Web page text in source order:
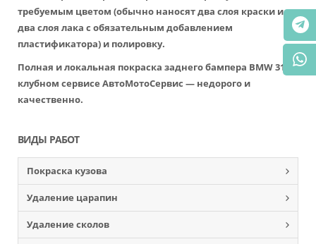
требуемым цветом (обычно наносят два слоя краски и
два слоя лака с обязательным добавлением
пластификатора) и полировку.
Полная и локальная покраска заднего бампера BMW 318 в
клубном сервисе АвтоМотоСервис — недорого и
качественно.
ВИДЫ РАБОТ
Покраска кузова
Удаление царапин
Удаление сколов